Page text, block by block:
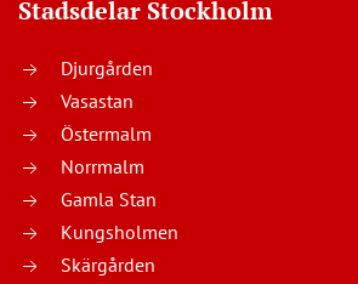
Stadsdelar Stockholm
Djurgården
Vasastan
Östermalm
Norrmalm
Gamla Stan
Kungsholmen
Skärgården